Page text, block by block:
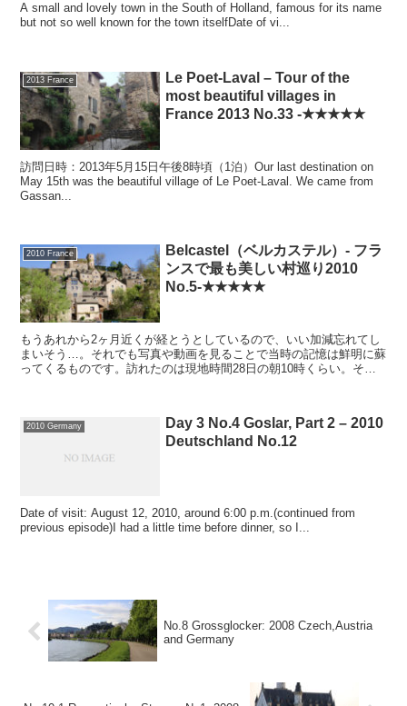
A small and lovely town in the South of Holland, famous for its name
but not so well known for the town itselfDate of vi...
2013 France
Le Poet-Laval – Tour of the
most beautiful villages in
France 2013 No.33 -★★★★★
訪問日時：2013年5月15日午後8時頃（1泊）Our last destination on
May 15th was the beautiful village of Le Poet-Laval. We came from
Gassan...
2010 France
Belcastel（ベルカステル）- フラ
ンスで最も美しい村巡り2010
No.5-★★★★★
もうあれから2ヶ月近くが経とうとしているので、いい加減忘れてし
まいそう…。それでも写真や動画を見ることで当時の記憶は鮮明に蘇
ってくるものです。訪れたのは現地時間28日の朝10時くらい。そ
2010 Germany
Day 3 No.4 Goslar, Part 2 – 2010
Deutschland No.12
Date of visit: August 12, 2010, around 6:00 p.m.(continued from
previous episode)I had a little time before dinner, so I...
No.8 Grossglocker: 2008 Czech,Austria
and Germany